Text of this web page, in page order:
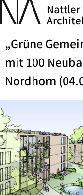
Nattler
„Grüne
mit 100
Nordhorn